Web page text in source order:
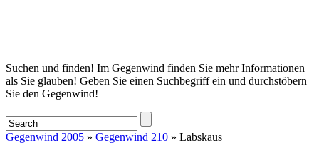
Startseite
Suchen und finden! Im Gegenwind finden Sie mehr Informationen
als Sie glauben! Geben Sie einen Suchbegriff ein und durchstöbern
Sie den Gegenwind!
Gegenwind 2005 » Gegenwind 210 » Labskaus